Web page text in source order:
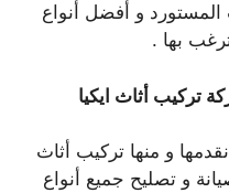
المستورد و أفضل أنواع
بها .
تركيب أثاث ايكيا
و منها تركيب أثاث
و تصليح جميع أنواع